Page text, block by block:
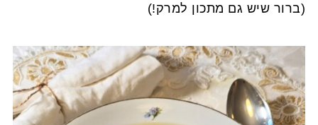
(ברור שיש גם מתכון למרק!)